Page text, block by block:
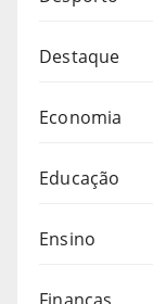
Destaque
Economia
Educação
Ensino